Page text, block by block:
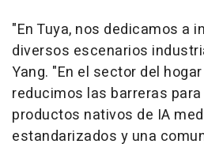
"En Tuya, nos dedicamos a
diversos escenarios
Yang. "En el sector del
reducimos las barreras
productos nativos de IA
estandarizados y una